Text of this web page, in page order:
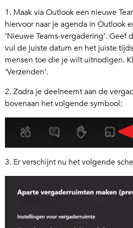
1. Maak via Outlook een nieuwe
hiervoor naar je agenda in Outlook
‘Nieuwe Teams-vergadering’.
vul de juiste datum en het juiste
mensen toe die je wilt uitnodigen.
‘Verzenden’.
2. Zodra je deelneemt aan de
bovenaan het volgende symbool:
3. Er verschijnt nu het volgende